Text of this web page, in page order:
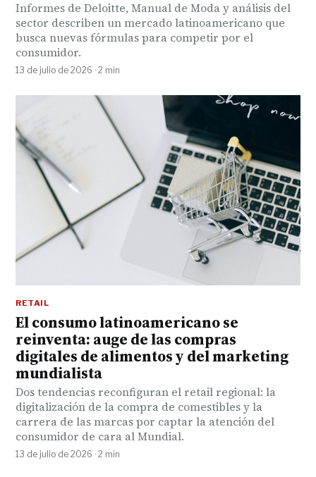
Informes de Deloitte, Manual de Moda y análisis del
sector describen un mercado latinoamericano que
busca nuevas fórmulas para competir por el
consumidor.
13 de julio de 2026 · 2 min
RETAIL
El consumo latinoamericano se
reinventa: auge de las compras
digitales de alimentos y del marketing
mundialista
Dos tendencias reconfiguran el retail regional: la
digitalización de la compra de comestibles y la
carrera de las marcas por captar la atención del
consumidor de cara al Mundial.
13 de julio de 2026 · 2 min